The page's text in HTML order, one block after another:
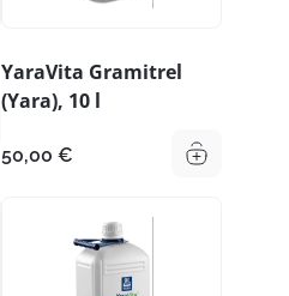
YaraVita Gramitrel
(Yara), 10 l
50,00 €